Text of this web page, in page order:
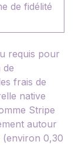
de fidélité
requis pour
de
frais de
native
Stripe
autour
(environ 0,30